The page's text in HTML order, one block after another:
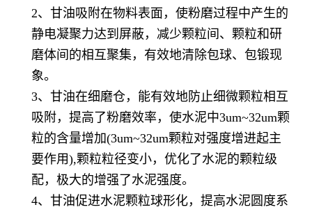
2、甘油吸附在物料表面，使粉磨过程中产生的
静电凝聚力达到屏蔽，减少颗粒间、颗粒和研
磨体间的相互聚集，有效地清除包球、包锻现
象。
3、甘油在细磨仓，能有效地防止细微颗粒相互
吸附，提高了粉磨效率，使水泥中3um~32um颗
粒的含量增加(3um~32um颗粒对强度增进起主
要作用),颗粒粒径变小，优化了水泥的颗粒级
配，极大的增强了水泥强度。
4、甘油促进水泥颗粒球形化，提高水泥圆度系